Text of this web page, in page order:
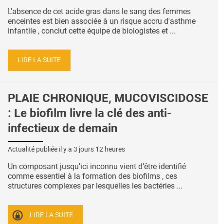
L'absence de cet acide gras dans le sang des femmes
enceintes est bien associée à un risque accru d'asthme
infantile , conclut cette équipe de biologistes et ...
LIRE LA SUITE
PLAIE CHRONIQUE, MUCOVISCIDOSE
: Le biofilm livre la clé des anti-
infectieux de demain
Actualité publiée il y a 3 jours 12 heures
Un composant jusqu'ici inconnu vient d’être identifié
comme essentiel à la formation des biofilms , ces
structures complexes par lesquelles les bactéries ...
LIRE LA SUITE